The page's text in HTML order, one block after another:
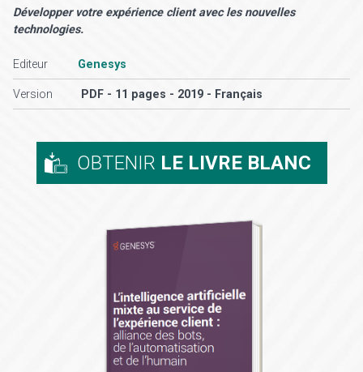
Développer votre expérience client avec les nouvelles
technologies.
Editeur Genesys
Version PDF - 11 pages - 2019 - Français
OBTENIR LE LIVRE BLANC